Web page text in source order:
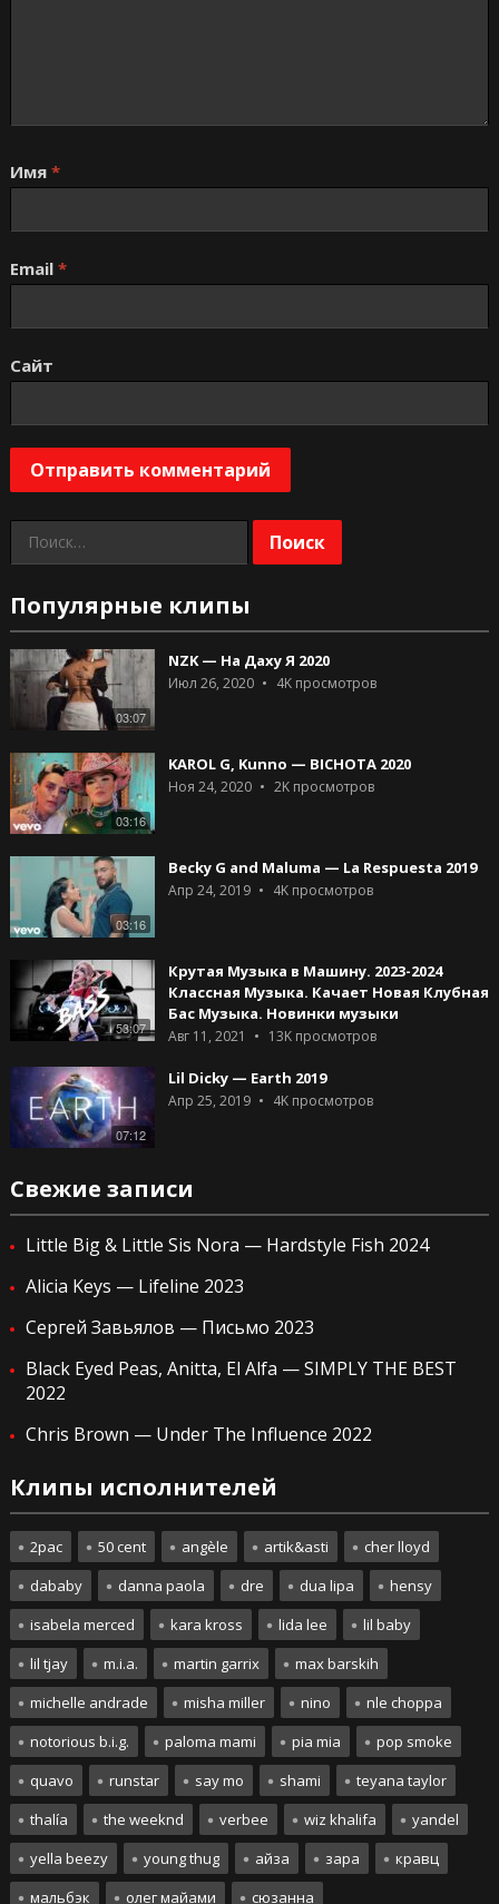
Имя *
Email *
Сайт
Найти:
Популярные клипы
03:07
NZK — На Даху Я 2020
Июл 26, 2020 4Kпросмотров
03:16
KAROL G, Kunno — BICHOTA 2020
Ноя 24, 2020 2Kпросмотров
03:16
Becky G and Maluma — La Respuesta 2019
Апр 24, 2019 4Kпросмотров
53:07
Крутая Музыка в Машину. 2023-2024
Классная Музыка. Качает Новая Клубная
Бас Музыка. Новинки музыки
Авг 11, 2021 13Kпросмотров
07:12
Lil Dicky — Earth 2019
Апр 25, 2019 4Kпросмотров
Свежие записи
Little Big & Little Sis Nora — Hardstyle Fish 2024
Alicia Keys — Lifeline 2023
Сергей Завьялов — Письмо 2023
Black Eyed Peas, Anitta, El Alfa — SIMPLY THE BEST
2022
Chris Brown — Under The Influence 2022
Клипы исполнителей
2pac 50 cent angèle artik&asti
cher lloyd
dababy
danna paola dre dua lipa
hensy
isabela merced
kara kross lida lee
lil baby
lil tjay
m.i.a. martin garrix
max barskih
michelle andrade
misha miller nino
nle choppa
notorious b.i.g.
paloma mami pia mia
pop smoke
quavo
runstar say mo shami
teyana taylor
thalía
the weeknd verbee wiz khalifa
yandel
yella beezy
young thug айза зара
кравц
мальбэк
олег майами сюзанна